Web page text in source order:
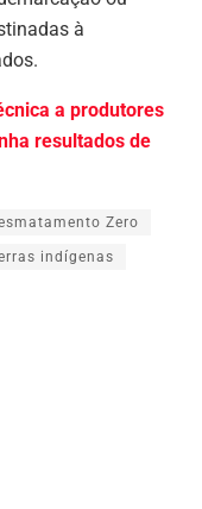
à
a produtores
resultados de
Zero
indígenas